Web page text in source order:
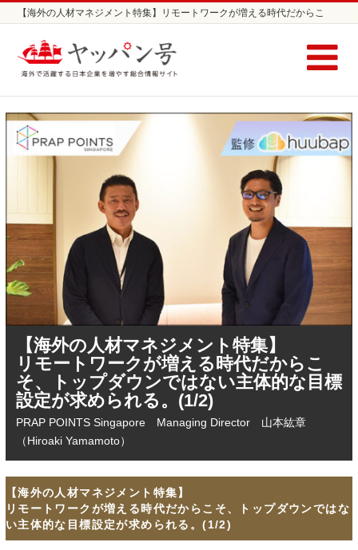
【海外の人材マネジメント特集】リモートワークが増える時代だからこ
ポール、ベトナム進出企業インタビューならヤッパン号
【海外の人材マネジメント特集】
リモートワークが増える時代だからこ
そ、トップダウンではない主体的な目標
設定が求められる。(1/2)
PRAP POINTS Singapore Managing Director 山本紘章
（Hiroaki Yamamoto）
【海外の人材マネジメント特集】
リモートワークが増える時代だからこそ、トップダウンではな
い主体的な目標設定が求められる。(1/2)